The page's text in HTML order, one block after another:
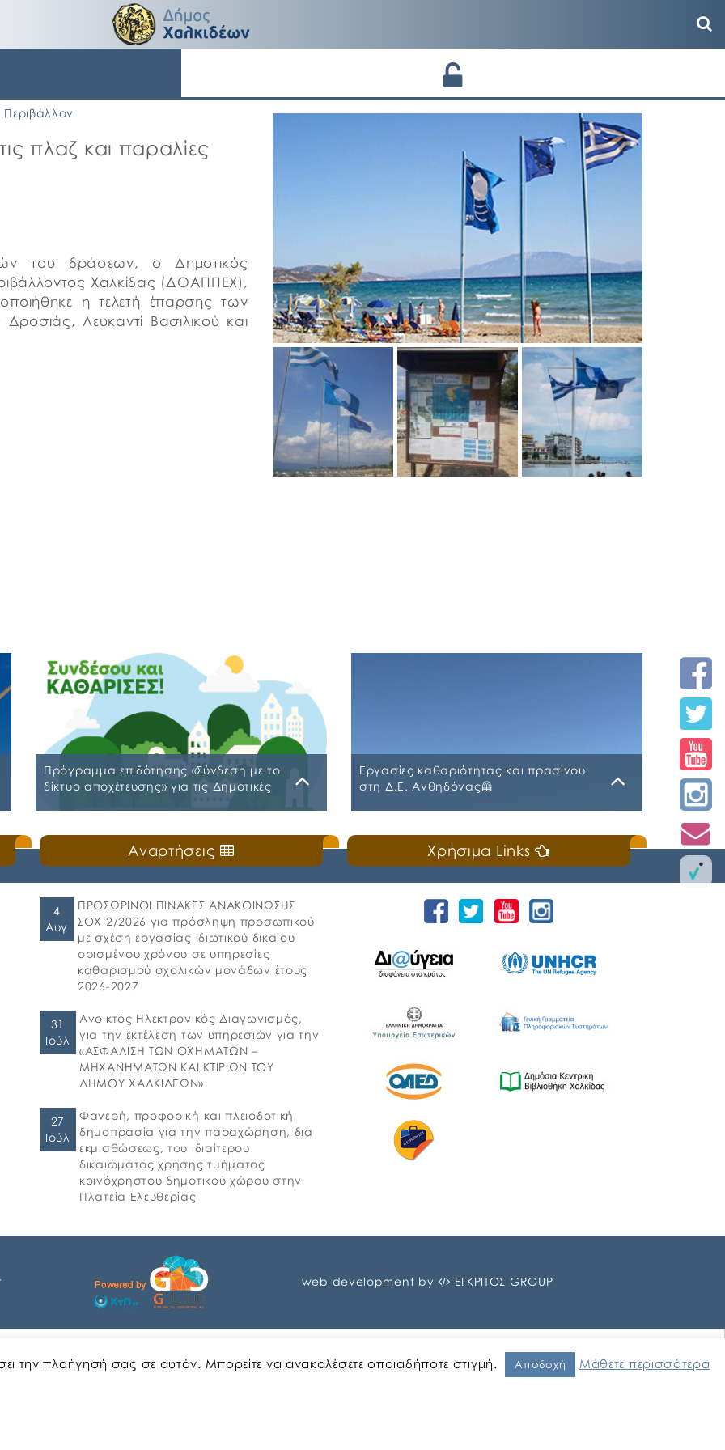
Περιβάλλον
πλαζ και παραλίες
του δράσεων, ο Δημοτικός
Χαλκίδας (ΔΟΑΠΠΕΧ),
η τελετή έπαρσης των
Λευκαντί Βασιλικού και
Πρόγραμμα επιδότησης «Σύνδεση με το
δίκτυο αποχέτευσης» για τις Δημοτικές
Ο Δήμος Χαλκιδέων ενημερώνει τους πολίτες
ότι, το Υπουργείο Περιβάλλοντος και
Ενέργειας ανέλαβε την πρωτοβουλία για τον
σχεδιασμό Δράσης με τίτλο «Σύνδεση με το
Δίκτυο αποχέτευσης», στο πλαίσιο του
Επιχειρησιακού Προγράμματος ΕΣΠΑ
«Περιβάλλον και Κλιματική Αλλαγή 2021-
2027», η οποία θα υλοποιηθεί σε επιλέξιμους
οικισμούς σε Διοικητικές Περιφέρειες όλης της
[…]
Εργασίες καθαριότητας και πρασίνου
στη Δ.Ε. Ανθηδόνας🦺
Συνεχείς είναι οι εργασίες, από τα συνεργεία
του Δήμου Χαλκιδέων, για τη βελτίωση της
καθημερινότητας σε περιοχές του Δήμου. 👉🏼
Τις τελευταίες ημέρες, πραγματοποιήθηκαν οι
εξής συντονισμένες παρεμβάσεις στις
Ανθηδόνας: ✔️Καθαρισμός και διαμόρφωση
παραλιών Μπουρνώντα, Ανθηδόνας και
Παναγίτσας Δροσιάς ✔️Εργασίες
✔️Κοπή και περιποίηση ψηλών δέντρων
✔️Περιποίηση και […]
Αναρτήσεις
4
Αυγ
ΠΡΟΣΩΡΙΝΟΙ ΠΙΝΑΚΕΣ ΑΝΑΚΟΙΝΩΣΗΣ
ΣΟΧ 2/2026 για πρόσληψη προσωπικού
με σχέση εργασίας ιδιωτικού δικαίου
ορισμένου χρόνου σε υπηρεσίες
καθαρισμού σχολικών μονάδων έτους
2026-2027
31
Ιούλ
Ανοικτός Ηλεκτρονικός Διαγωνισμός,
για την εκτέλεση των υπηρεσιών για την
«ΑΣΦΑΛΙΣΗ ΤΩΝ ΟΧΗΜΑΤΩΝ –
ΜΗΧΑΝΗΜΑΤΩΝ ΚΑΙ ΚΤΙΡΙΩΝ ΤΟΥ
ΔΗΜΟΥ ΧΑΛΚΙΔΕΩΝ»
27
Ιούλ
Φανερή, προφορική και πλειοδοτική
δημοπρασία για την παραχώρηση, δια
εκμισθώσεως, του ιδιαίτερου
δικαιώματος χρήσης τμήματος
κοινόχρηστου δημοτικού χώρου στην
Πλατεία Ελευθερίας
Χρήσιμα Links
web development by ΕΓΚΡΙΤΟΣ GROUP
την πλοήγησή σας σε αυτόν. Μπορείτε να ανακαλέσετε οποιαδήποτε στιγμή. Αποδοχή Μάθετε περισσότερα